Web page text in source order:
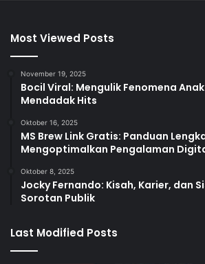
Most Viewed Posts
November 19, 2025
Bocil Viral: Mengulik Fenomena
Mendadak Hits
Oktober 16, 2025
MS Brew Link Gratis: Panduan
Mengoptimalkan Pengalaman
Oktober 8, 2025
Jocky Fernando: Kisah, Karier, dan
Sorotan Publik
Last Modified Posts